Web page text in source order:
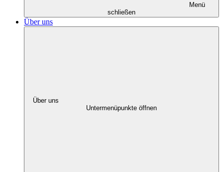
Menü
schließen
Über uns
Über uns
Untermenüpunkte öffnen